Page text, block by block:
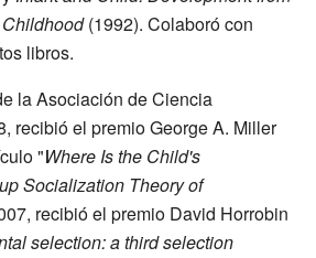
(1992). Colaboró con
libros.
la Asociación de Ciencia
recibió el premio George A. Miller
"Where Is the Child's
Socialization Theory of
recibió el premio David Horrobin
selection: a third selection